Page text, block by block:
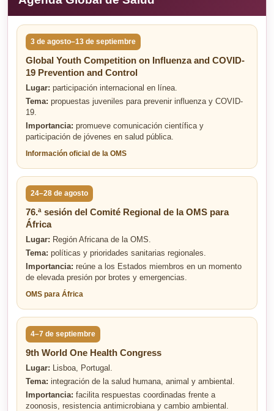
3 de agosto–13 de septiembre
Global Youth Competition on Influenza and COVID-
19 Prevention and Control
Lugar: participación internacional en línea.
Tema: propuestas juveniles para prevenir influenza y COVID-
19.
Importancia: promueve comunicación científica y
participación de jóvenes en salud pública.
Información oficial de la OMS
24–28 de agosto
76.ª sesión del Comité Regional de la OMS para
África
Lugar: Región Africana de la OMS.
Tema: políticas y prioridades sanitarias regionales.
Importancia: reúne a los Estados miembros en un momento
de elevada presión por brotes y emergencias.
OMS para África
4–7 de septiembre
9th World One Health Congress
Lugar: Lisboa, Portugal.
Tema: integración de la salud humana, animal y ambiental.
Importancia: facilita respuestas coordinadas frente a
zoonosis, resistencia antimicrobiana y cambio ambiental.